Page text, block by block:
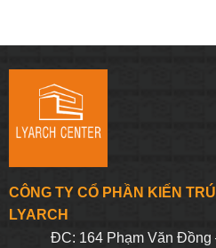
CÔNG TY CỔ PHẦN KIẾN
LYARCH
ĐC: 164 Phạm Văn Đồng